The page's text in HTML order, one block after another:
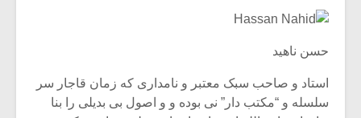
حسن ناهید
استاد و صاحب سبک معتبر و نامداری که زمان قاجار سر
سلسله و “مکتب دار” نی بوده و و اصول بی بدیلی را بنا